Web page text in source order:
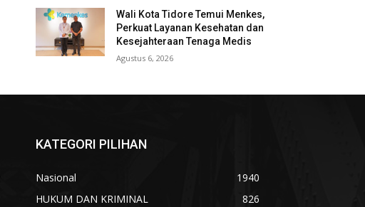
Wali Kota Tidore Temui Menkes,
Perkuat Layanan Kesehatan dan
Kesejahteraan Tenaga Medis
Agustus 6, 2026
KATEGORI PILIHAN
Nasional
1940
HUKUM DAN KRIMINAL
826